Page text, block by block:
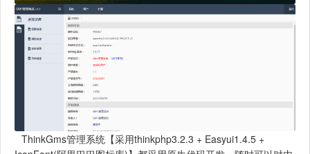
ThinkGms管理系统【采用thinkphp3.2.3 + Easyui1.4.5 +